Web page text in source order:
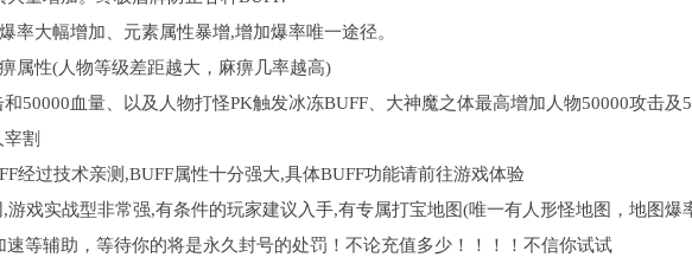
率大幅增加、元素属性暴增,增加爆率唯一途径。
属性(人物等级差距越大，麻痹几率越高)
50000血量、以及人物打怪PK触发冰冻BUFF、大神魔之体最高增加人物50000攻击及
割
经过技术亲测,BUFF属性十分强大,具体BUFF功能请前往游戏体验
戏实战型非常强,有条件的玩家建议入手,有专属打宝地图(唯一有人形怪地图，地图爆
等辅助，等待你的将是永久封号的处罚！不论充值多少！！！！不信你试试